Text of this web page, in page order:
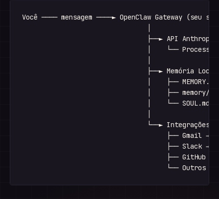
Você ──── mensagem ────► OpenClaw Gateway (seu
├──► API
│    └── Processa
├──► Memória
                                │    ├── MEMORY.md
│    ├── memory/
│    └── SOUL.md
└──► Integrações
├── Gmail →
├── Slack →
├── GitHub →